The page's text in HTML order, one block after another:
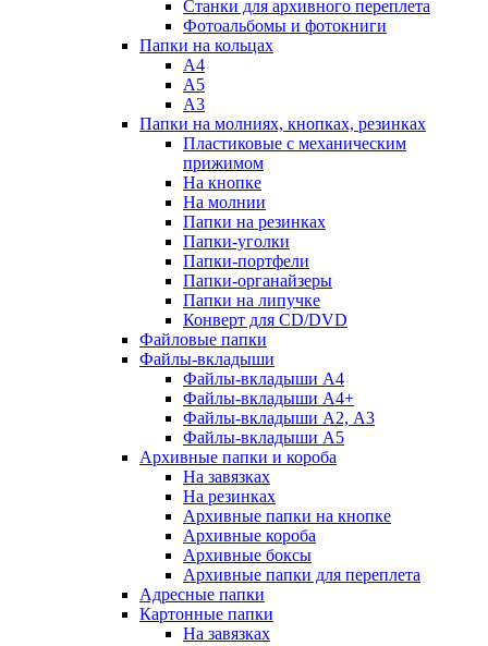
Станки для архивного переплета
Фотоальбомы и фотокниги
Папки на кольцах
А4
А5
А3
Папки на молниях, кнопках, резинках
Пластиковые с механическим
прижимом
На кнопке
На молнии
Папки на резинках
Папки-уголки
Папки-портфели
Папки-органайзеры
Папки на липучке
Конверт для CD/DVD
Файловые папки
Файлы-вкладыши
Файлы-вкладыши А4
Файлы-вкладыши А4+
Файлы-вкладыши А2, А3
Файлы-вкладыши А5
Архивные папки и короба
На завязках
На резинках
Архивные папки на кнопке
Архивные короба
Архивные боксы
Архивные папки для переплета
Адресные папки
Картонные папки
На завязках